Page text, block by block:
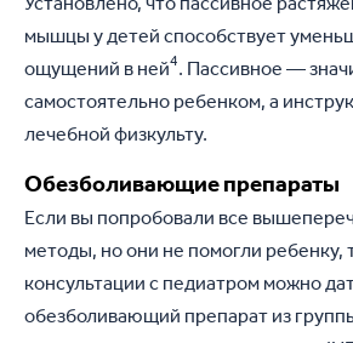
мышцы у детей способствует
ощущений в ней4. Пассивное —
самостоятельно ребенком, а
лечебной физкульту.
Обезболивающие препараты
Если вы попробовали все
методы, но они не помогли ребенку,
консультации с педиатром можно
обезболивающий препарат из